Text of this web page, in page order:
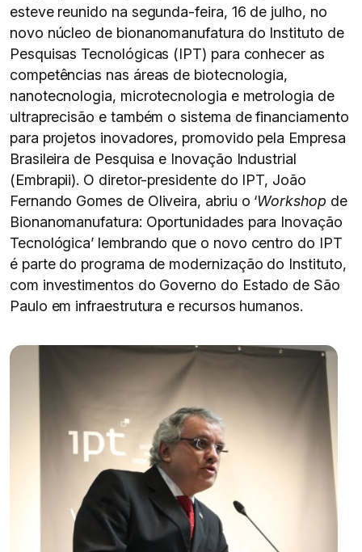
esteve reunido na segunda-feira, 16 de julho, no
novo núcleo de bionanomanufatura do Instituto de
Pesquisas Tecnológicas (IPT) para conhecer as
competências nas áreas de biotecnologia,
nanotecnologia, microtecnologia e metrologia de
ultraprecisão e também o sistema de financiamento
para projetos inovadores, promovido pela Empresa
Brasileira de Pesquisa e Inovação Industrial
(Embrapii). O diretor-presidente do IPT, João
Fernando Gomes de Oliveira, abriu o ‘Workshop de
Bionanomanufatura: Oportunidades para Inovação
Tecnológica’ lembrando que o novo centro do IPT
é parte do programa de modernização do Instituto,
com investimentos do Governo do Estado de São
Paulo em infraestrutura e recursos humanos.